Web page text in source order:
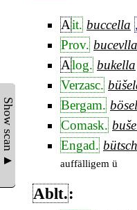
Show scan ▲
Ait. buccella
Prov. bucevlla
Alog. bukella
Verzasc.
Bergam.
Comask.
Engad.
auffälligem ü
Ablt.: